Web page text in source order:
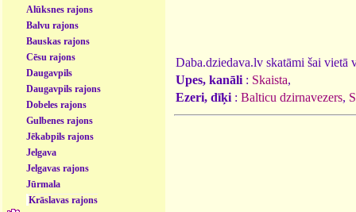
Alūksnes rajons
Balvu rajons
Bauskas rajons
Cēsu rajons
Daugavpils
Daugavpils rajons
Dobeles rajons
Gulbenes rajons
Jēkabpils rajons
Jelgava
Jelgavas rajons
Jūrmala
Krāslavas rajons
Daba.dziedava.lv skatāmi šai vietā
Upes, kanāli : Skaista,
Ezeri, dīķi : Balticu dzirnavezers,